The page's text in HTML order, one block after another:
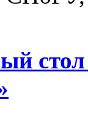
стол